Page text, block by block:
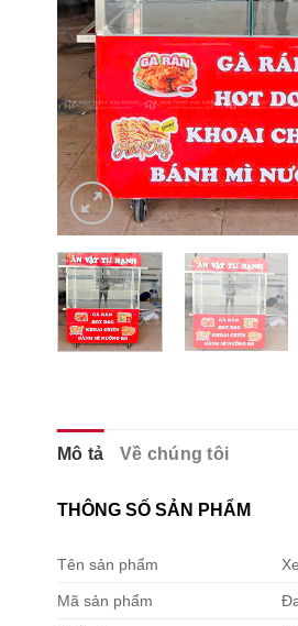
Mô tả Về chúng tôi
THÔNG SỐ SẢN PHẨM
Tên sản phẩm
Mã sản phẩm